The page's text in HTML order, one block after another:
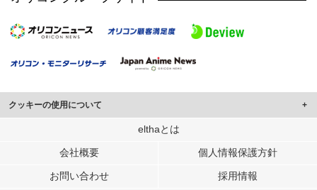
クッキーの使用について
このサイトでは Cookie を使用して、ユーザーに合わせたコンテンツや広告の
行っています。
メディアや広告配信、データ解析の各パートナーに提供しています。
elthaとは
会社概要 個人情報保護方針
お問い合わせ
採用情報